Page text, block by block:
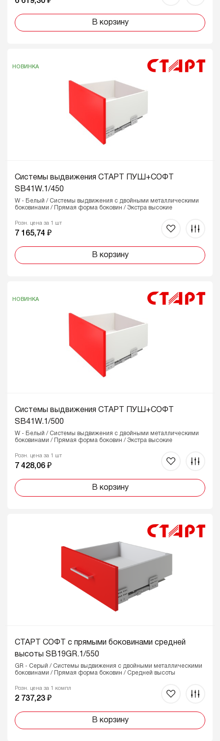
В корзину
НОВИНКА
Системы выдвижения СТАРТ ПУШ+СОФТ
SB41W.1/450
W - Белый / Системы выдвижения с двойными металлическими
боковинами / Прямая форма боковин / Экстра высокие
Розн. цена за 1 шт
7 165,74 ₽
В корзину
НОВИНКА
Системы выдвижения СТАРТ ПУШ+СОФТ
SB41W.1/500
W - Белый / Системы выдвижения с двойными металлическими
боковинами / Прямая форма боковин / Экстра высокие
Розн. цена за 1 шт
7 428,06 ₽
В корзину
СТАРТ СОФТ с прямыми боковинами средней
высоты SB19GR.1/550
GR - Серый / Системы выдвижения с двойными металлическими
боковинами / Прямая форма боковин / Средней высоты
Розн. цена за 1 компл
2 737,23 ₽
В корзину